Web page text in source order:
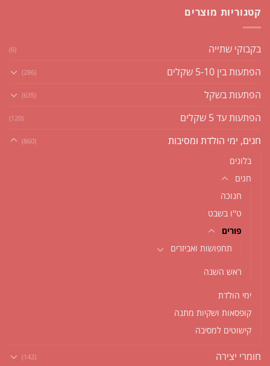
קטגוריות מוצרים
בקבוקי שתייה (6)
הפתעות בין 5-10 שקלים (286)
הפתעות בשקל (635)
הפתעות עד 5 שקלים (120)
חגים, ימי הולדת ומסיבות (860)
בלונים
חגים
חנוכה
ט''ו בשבט
פורים
תחפושות ואביזרים
ראש השנה
ימי הולדת
קופסאות ושקיות מתנה
קישוטים למסיבה
חומרי יצירה (142)